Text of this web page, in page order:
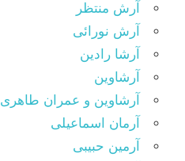
آرش منتظر
آرش نورائی
آرشا رادین
آرشاوین
آرشاوین و عمران طاهری
آرمان اسماعیلی
آرمین حبیبی